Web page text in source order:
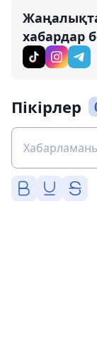
хабардар
Пікірлер